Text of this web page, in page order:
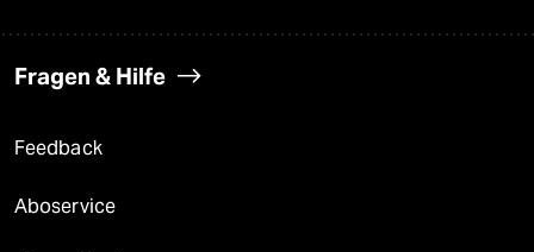
Fragen & Hilfe
Feedback
Aboservice